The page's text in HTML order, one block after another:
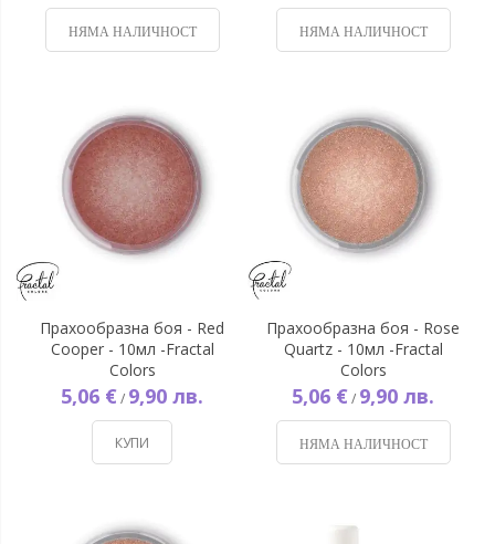
НЯМА НАЛИЧНОСТ НЯМА НАЛИЧНОСТ
Прахообразна боя - Red
Cooper - 10мл -Fractal
Colors
5,06 € / 9,90 лв.
КУПИ
Прахообразна боя - Rose
Quartz - 10мл -Fractal
Colors
5,06 € / 9,90 лв.
НЯМА НАЛИЧНОСТ